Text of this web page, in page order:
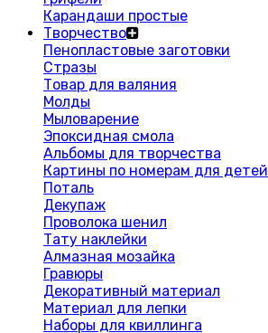
Карандаши простые
Творчество
Пенопластовые заготовки
Стразы
Товар для валяния
Молды
Мыловарение
Эпоксидная смола
Альбомы для творчества
Картины по номерам для детей
Поталь
Декупаж
Проволока шенил
Тату наклейки
Алмазная мозайка
Гравюры
Декоративный материал
Материал для лепки
Наборы для квиллинга